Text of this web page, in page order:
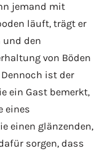
jemand mit
läuft, trägt er
und den
von Böden
ist der
ein Gast bemerkt,
eines
einen glänzenden,
sorgen, dass